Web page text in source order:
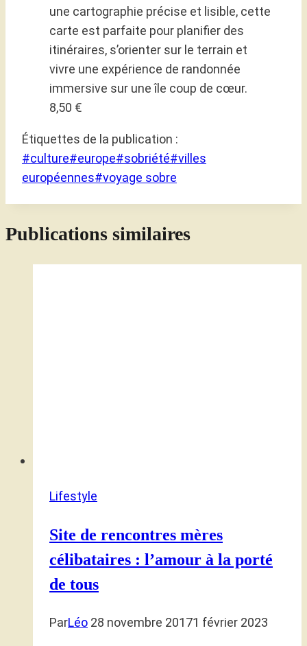
une cartographie précise et lisible, cette
carte est parfaite pour planifier des
itinéraires, s’orienter sur le terrain et
vivre une expérience de randonnée
immersive sur une île coup de cœur.
8,50 €
Étiquettes de la publication :
#culture#europe#sobriété#villes
européennes#voyage sobre
Publications similaires
Lifestyle
Site de rencontres mères
célibataires : l’amour à la porté
de tous
ParLéo 28 novembre 20171 février 2023